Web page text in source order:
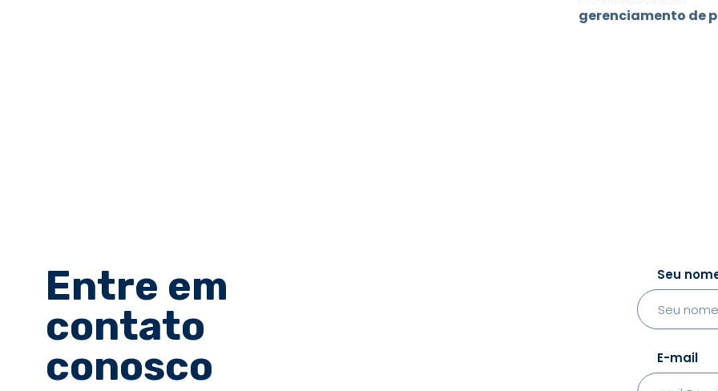
gerenciamento de
Entre em
contato
conosco
Seu
E-mail